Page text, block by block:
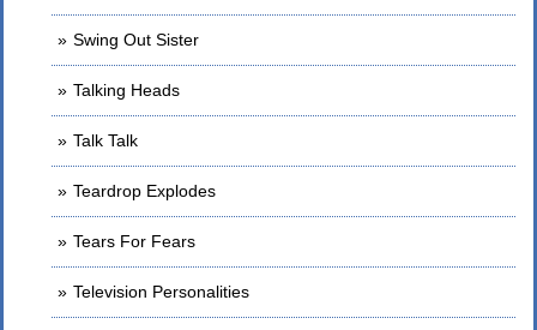
Swing Out Sister
Talking Heads
Talk Talk
Teardrop Explodes
Tears For Fears
Television Personalities